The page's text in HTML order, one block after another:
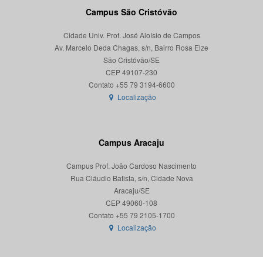
Campus São Cristóvão
Cidade Univ. Prof. José Aloísio de Campos
Av. Marcelo Deda Chagas, s/n, Bairro Rosa Elze
São Cristóvão/SE
CEP 49107-230
Localização
Campus Aracaju
Campus Prof. João Cardoso Nascimento
Rua Cláudio Batista, s/n, Cidade Nova
Aracaju/SE
CEP 49060-108
Localização